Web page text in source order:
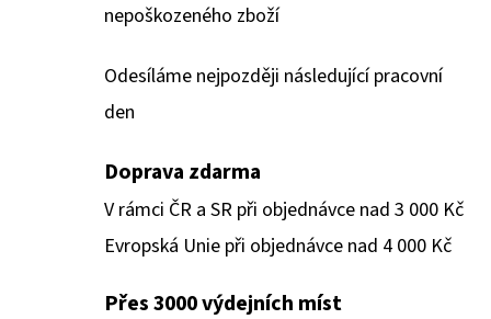
nepoškozeného zboží
Odesíláme nejpozději následující pracovní
den
Doprava zdarma
V rámci ČR a SR při objednávce nad 3 000 Kč
Evropská Unie při objednávce nad 4 000 Kč
Přes 3000 výdejních míst